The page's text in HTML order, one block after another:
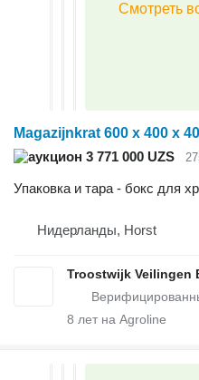
Magazijnkrat 600 x 400 x
3 771 000 UZS
Упаковка и тара - бокс для
Нидерланды, Horst
Troostwijk Veilingen
8 лет на Agroline